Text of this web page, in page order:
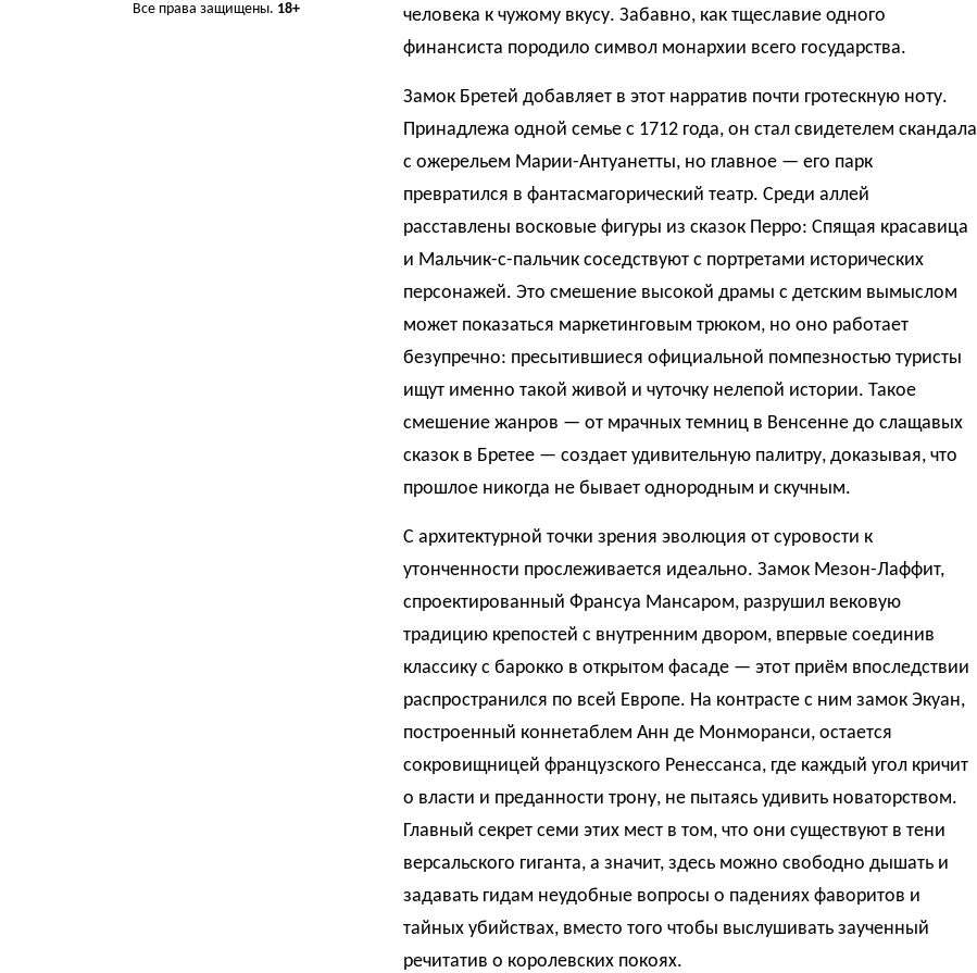
Все права защищены. 18+
человека к чужому вкусу. Забавно, как тщеславие одного
финансиста породило символ монархии всего государства.
Замок Бретей добавляет в этот нарратив почти гротескную ноту.
Принадлежа одной семье с 1712 года, он стал свидетелем скандала
с ожерельем Марии-Антуанетты, но главное — его парк
превратился в фантасмагорический театр. Среди аллей
расставлены восковые фигуры из сказок Перро: Спящая красавица
и Мальчик-с-пальчик соседствуют с портретами исторических
персонажей. Это смешение высокой драмы с детским вымыслом
может показаться маркетинговым трюком, но оно работает
безупречно: пресытившиеся официальной помпезностью туристы
ищут именно такой живой и чуточку нелепой истории. Такое
смешение жанров — от мрачных темниц в Венсенне до слащавых
сказок в Бретее — создает удивительную палитру, доказывая, что
прошлое никогда не бывает однородным и скучным.
С архитектурной точки зрения эволюция от суровости к
утонченности прослеживается идеально. Замок Мезон-Лаффит,
спроектированный Франсуа Мансаром, разрушил вековую
традицию крепостей с внутренним двором, впервые соединив
классику с барокко в открытом фасаде — этот приём впоследствии
распространился по всей Европе. На контрасте с ним замок Экуан,
построенный коннетаблем Анн де Монморанси, остается
сокровищницей французского Ренессанса, где каждый угол кричит
о власти и преданности трону, не пытаясь удивить новаторством.
Главный секрет семи этих мест в том, что они существуют в тени
версальского гиганта, а значит, здесь можно свободно дышать и
задавать гидам неудобные вопросы о падениях фаворитов и
тайных убийствах, вместо того чтобы выслушивать заученный
речитатив о королевских покоях.